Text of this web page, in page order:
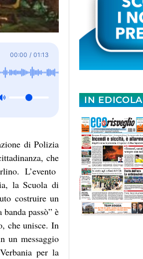
00:00 / 01:13
di Polizia
che
L’evento
la Scuola di
costruire un
passò” è
che unisce. In
un messaggio
per la
IN EDICOLA